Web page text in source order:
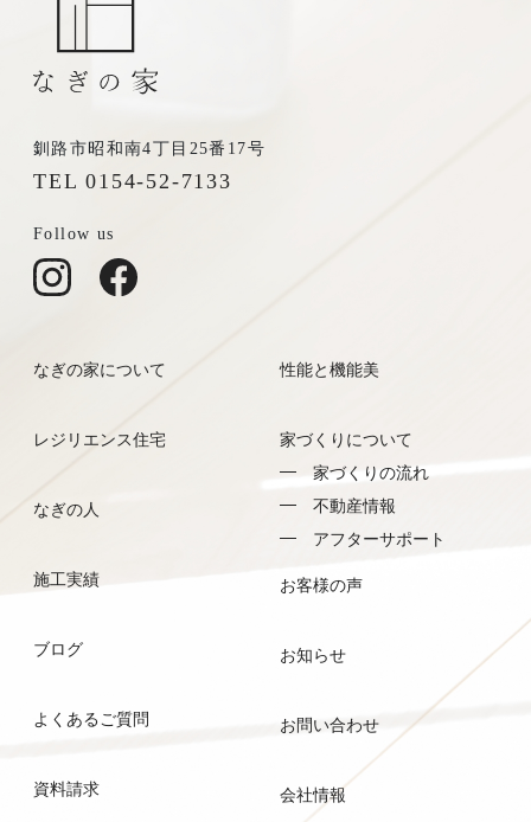
釧路市昭和南4丁目25番17号
TEL 0154-52-7133
Follow us
なぎの家について
レジリエンス住宅
なぎの人
施工実績
ブログ
よくあるご質問
資料請求
性能と機能美
家づくりについて
家づくりの流れ
不動産情報
アフターサポート
お客様の声
お知らせ
お問い合わせ
会社情報